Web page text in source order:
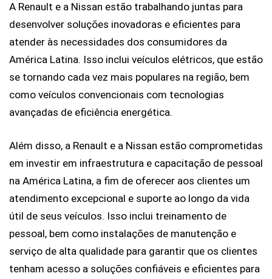
A Renault e a Nissan estão trabalhando juntas para
desenvolver soluções inovadoras e eficientes para
atender às necessidades dos consumidores da
América Latina. Isso inclui veículos elétricos, que estão
se tornando cada vez mais populares na região, bem
como veículos convencionais com tecnologias
avançadas de eficiência energética.
Além disso, a Renault e a Nissan estão comprometidas
em investir em infraestrutura e capacitação de pessoal
na América Latina, a fim de oferecer aos clientes um
atendimento excepcional e suporte ao longo da vida
útil de seus veículos. Isso inclui treinamento de
pessoal, bem como instalações de manutenção e
serviço de alta qualidade para garantir que os clientes
tenham acesso a soluções confiáveis e eficientes para